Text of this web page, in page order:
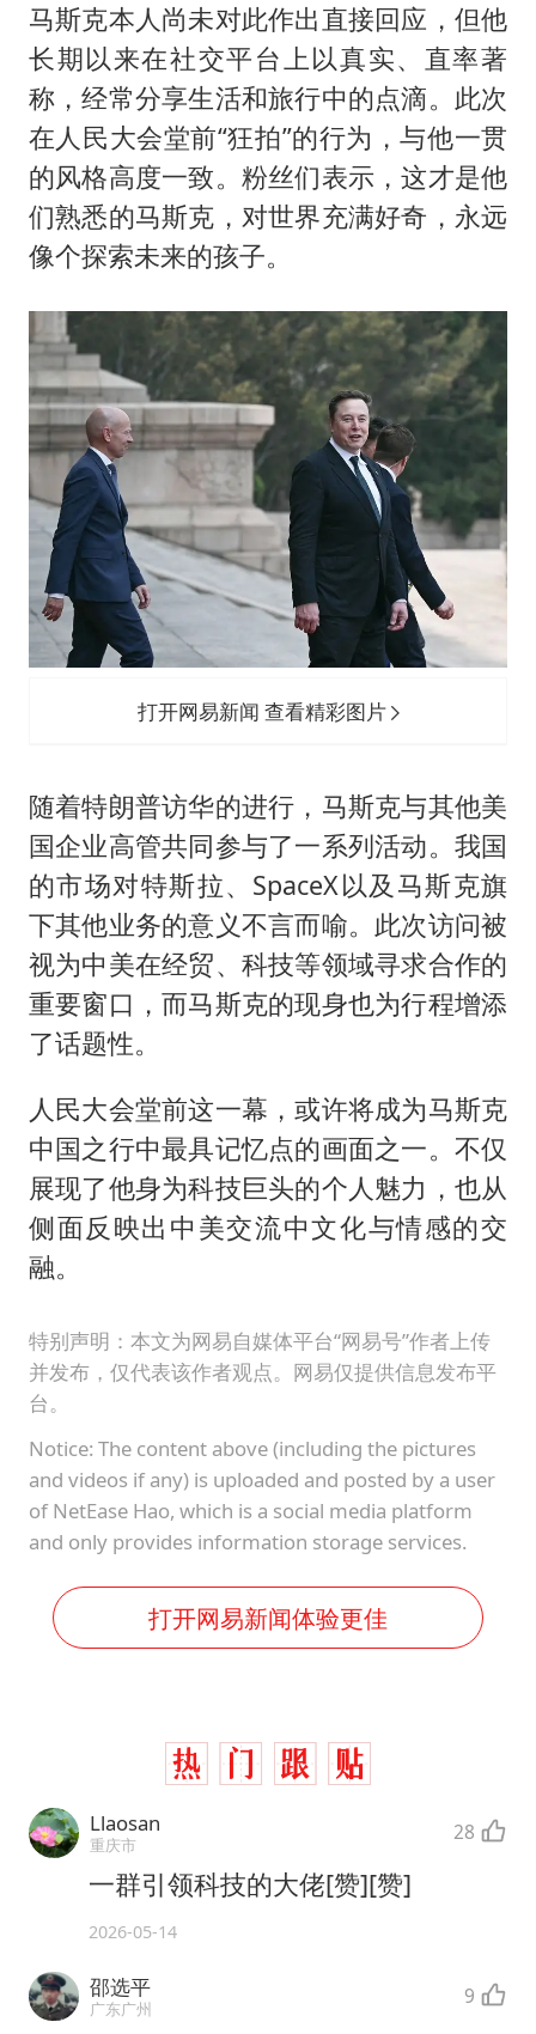
马斯克本人尚未对此作出直接回应，但他
长期以来在社交平台上以真实、直率著
称，经常分享生活和旅行中的点滴。此次
在人民大会堂前“狂拍”的行为，与他一贯
的风格高度一致。粉丝们表示，这才是他
们熟悉的马斯克，对世界充满好奇，永远
像个探索未来的孩子。
打开网易新闻 查看精彩图片
随着特朗普访华的进行，马斯克与其他美
国企业高管共同参与了一系列活动。我国
的市场对特斯拉、SpaceX以及马斯克旗
下其他业务的意义不言而喻。此次访问被
视为中美在经贸、科技等领域寻求合作的
重要窗口，而马斯克的现身也为行程增添
了话题性。
人民大会堂前这一幕，或许将成为马斯克
中国之行中最具记忆点的画面之一。不仅
展现了他身为科技巨头的个人魅力，也从
侧面反映出中美交流中文化与情感的交
融。
特别声明：本文为网易自媒体平台“网易号”作者上传
并发布，仅代表该作者观点。网易仅提供信息发布平
台。
Notice: The content above (including the pictures
and videos if any) is uploaded and posted by a user
of NetEase Hao, which is a social media platform
and only provides information storage services.
打开网易新闻体验更佳
Llaosan
重庆市 28
一群引领科技的大佬[赞][赞]
2026-05-14
邵选平
广东广州 9